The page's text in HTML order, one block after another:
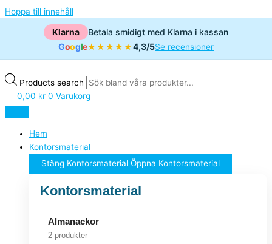
Hoppa till innehåll
Klarna
Betala smidigt med Klarna i kassan
Google★★★★★4,3/5Se recensioner
Products search
0,00 kr 0 Varukorg
Hem
Kontorsmaterial
Stäng Kontorsmaterial Öppna Kontorsmaterial
Kontorsmaterial
Almanackor
2 produkter